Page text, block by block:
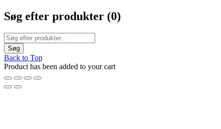
Søg efter produkter (0)
Back to Top
Product has been added to your cart